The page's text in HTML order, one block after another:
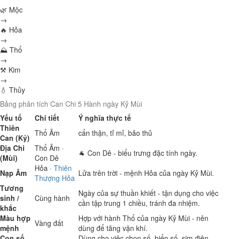
🌿 Mộc
→
🔥 Hỏa
→
⛰ Thổ
→
⚒ Kim
→
💧 Thủy
Bảng phân tích Can Chi 5 Hành ngày Kỷ Mùi
Yếu tố
Chi tiết
Ý nghĩa thực tế
Thiên
Can (Kỷ) Thổ Âm
cẩn thận, tỉ mỉ, bảo thủ
Địa Chi
(Mùi)
Thổ Âm ·
Con Dê
🐐 Con Dê - biểu trưng đặc tính ngày.
Nạp Âm
Hỏa · Thiên
Thượng Hỏa Lửa trên trời - mệnh Hỏa của ngày Kỷ Mùi.
Tương
sinh /
khắc
Cùng hành
Ngày của sự thuần khiết - tận dụng cho việc
cần tập trung 1 chiều, tránh đa nhiệm.
Màu hợp
mệnh
Vàng đất
Hợp với hành Thổ của ngày Kỷ Mùi - nên
dùng để tăng vận khí.